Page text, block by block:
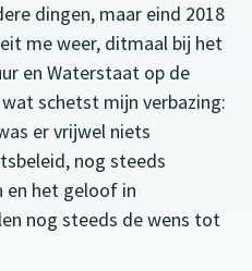
dingen, maar eind 2018
me weer, ditmaal bij het
en Waterstaat op de
schetst mijn verbazing:
er vrijwel niets
nog steeds
en het geloof in
nog steeds de wens tot